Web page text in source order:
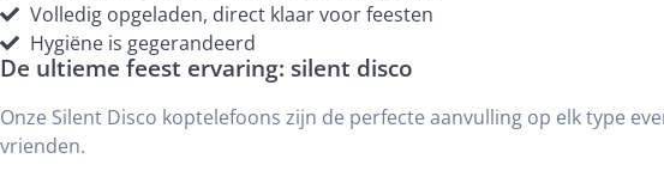
Volledig opgeladen, direct klaar voor feesten
Hygiëne is gegerandeerd
De ultieme feest ervaring: silent disco
Onze Silent Disco koptelefoons zijn de perfecte aanvulling op elk type
vrienden.